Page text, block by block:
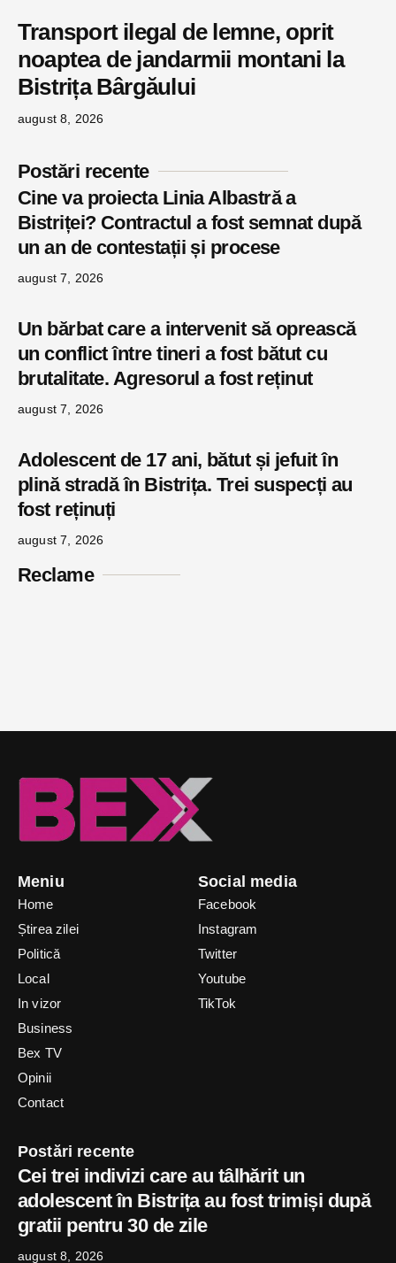
Transport ilegal de lemne, oprit
noaptea de jandarmii montani la
Bistrița Bârgăului
august 8, 2026
Postări recente
Cine va proiecta Linia Albastră a
Bistriței? Contractul a fost semnat după
un an de contestații și procese
august 7, 2026
Un bărbat care a intervenit să oprească
un conflict între tineri a fost bătut cu
brutalitate. Agresorul a fost reținut
august 7, 2026
Adolescent de 17 ani, bătut și jefuit în
plină stradă în Bistrița. Trei suspecți au
fost reținuți
august 7, 2026
Reclame
Meniu
Home
Știrea zilei
Politică
Local
In vizor
Business
Bex TV
Opinii
Contact
Social media
Facebook
Instagram
Twitter
Youtube
TikTok
Postări recente
Cei trei indivizi care au tâlhărit un
adolescent în Bistrița au fost trimiși după
gratii pentru 30 de zile
august 8, 2026